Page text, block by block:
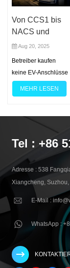
Von CCS1 bis
NACS und
darüber hinaus:
Anschlüsse
Aug 20, 2025
Betreiber kaufen keine EV-Anschlüsse – sie kaufen Betriebszeit. Die richtigen Optionen reduzieren die Anzahl der LKW-Fahrten, halten Handschuhe auch bei Regen einsatzbereit und überstehen Hochdruckreinigungstage ohne Stolperfallen. Dieser Leitfaden zeigt, welche Spezifikationen Sie wählen sollten und wo sich eine individuelle Anpassung der Beleuchtung auszahlt. Was kann eigentlich angepasst werden1. Die meisten Projekte optimieren drei Ebenen.• Stationsseitige Schnittstelle und Einlass: Geometrie, Dichtungsstapel, Verriegelungskonzept, Temperaturmessung, HVIL-Routing• Griff und Kabelbaugruppe: Leitergröße, Mantelmischung, Zugentlastungssteifigkeit, Griffstruktur, Farbe, Markenzeichen• Zubehör und Diagnose: passende Holster und Kappen, Belüftungsöffnungen und Dichtungen, Codierschlüssel, End-of-Line-Prüfungen, einfache Telemetrie-Hooks für Temperatur- oder Verriegelungsereignisse 2. Elektrische und thermische Optionen• Stromklasse und Leiter: Passen Sie den Querschnitt an Ihr Wohnprofil und das Klima an. Ein dickerer Leiter verringert den Temperaturanstieg und reduziert die Leistungsminderung an heißen Tagen, allerdings auf Kosten von Mehrgewicht.• Temperaturmessung: Kontaktsensoren an den DC-Pins ermöglichen eine sanfte Leistungsreduzierung anstelle von Fehlauslösungen. Stellen Sie sicher, dass die Schwellenwerte in der Firmware einstellbar und in Ihren O&M-Tools sichtbar sind.• HVIL-Verriegelung: Eine zuverlässige Schleife, die sich bei teilweisem Einstecken oder unsachgemäßer Trennung öffnet, schützt Kontakte und koordiniert eine sichere Abschaltung. 3. Mechanik und Ergonomie• Griff und Gehäuse: An Standorten, an denen Flottenfahrer mit Handschuhen bedient werden, ist mehr Platz für die Finger, rutschfeste Oberflächen und Verriegelungen erforderlich, die für die Betätigung mit Handschuhen ausgelegt sind.• Kabelausgang und Zugentlastung: Passen Sie die Ausgangsrichtung an die Anordnung des Sockels und den Verkehrsfluss an. Passen Sie die Steifigkeit der Zugentlastung an, damit die Ummantelung nicht reißt und die Leiter nach Stürzen und Verdrehungen nicht ermüden.• Verriegelung und Manipulationsschutz: Wählen Sie eine elektronische Verriegelung auf der Fahrzeug- oder Stationsseite, verstärkte Riegelnasen und manipulationssichere Verschlüsse. Überprüfen Sie die Riegelkraft mit echten Benutzern und verwitterten Teilen. 4. Umwelt und Versiegelung• Schutz im gesteckten und ungesteckten Zustand: Erwarten Sie eine höhere Schutzklasse im gesteckten Zustand und eine niedrigere im ungesteckten Zustand. Wenn die Griffe im Freien liegen, verwenden Sie passende Holster und Kappen, damit Schmutz und Wasser draußen bleiben.• Sprühen versus Eintauchen: Strahl- und Sprühtests simulieren Spritzwasser und Abspritzen auf der Straße; Eintauchen stellt eine Überflutung dar. Das Bestehen des einen Tests garantiert nicht das Bestehen des anderen. Geben Sie beide Tests entsprechend den Standortrisiken an.• K-klassifizierter Spritzschutz: Behandeln Sie den K-Schutz als Zusatz zu Ihren verbundenen und nicht verbundenen IP-Zielen für Waschanlagen, Busdepots und Küstenkorridore. 5. Standards und multiregionale PlanungÖffentliche Netzwerke bedienen selten einen einzigen Standard. Ein praktischer Ansatz besteht darin, Sockel zu standardisieren und Steckersätze je nach Markt zu variieren. Planen Sie für Typ 1 oder Typ 2 auf AC, CCS1 oder CCS2 auf DC, GB/T auf dem chinesischen Festland und ein klarer Migrationspfad für NACS in Nordamerika, ohne bestehende Buchten zu blockieren.Regionale Unterschiede, die die Auswahl der Anschlüsse beeinflussen Tabelle – Prioritäten für Betreiber und Serviceteams nach RegionenRegionGemeinsame StandardsKlima und ExpositionPrioritäten des BetreibersSpezifikationsfokusWie wir helfen könnenNordamerikaCCS1 heute mit NACS-Ramping; Typ 1 AC weiterhin vorhandenHitze-/Kälteschwankungen, Streusalzsprühnebel, HochdruckreinigungBetriebszeit während des Übergangs von CCS1 zu NACS, handschuhfreundliche Handhabung, VandalismusschutzGrößere Riegel und tiefere Griffe, Schutz im gesteckten/ungesteckten Zustand plus K-bewerteter Spritzschutz, Temperaturmessung pro Kontakt mit einstellbaren Schwellenwerten, vor Ort austauschbare Riegel- und DichtungssätzeNACS-Konfigurationen nach Projekt; passende Holster und Kappen; Service-Kits, um die MTTR in Minuten zu haltenEuropaCCS2 und Typ 2 mit dreiphasigem WechselstromHäufiger Regen, Küstenkorrosion, mehrsprachige BeschriftungHohe Zyklenlebensdauer für öffentliche Wechselstromkabel, einfaches Verstauen, schneller Austausch von VerschleißteilenStrukturierte Griffe für den Einsatz im Nassbereich, abgewinkelte Kabelausgänge für Sockel, korrosionsbeständige Materialien, standardisierte Service-KitsCCS2- und Typ-2-Griffe; natürlich gekühlte Hochstrom-CCS2-Option zur Reduzierung der ServicekomplexitätNaher Osten und AfrikaCCS2 wächst; gemischter ACHohe Hitze, starke UV-Strahlung, Eindringen von Staub/Sand, regelmäßiges AbwaschenLeistungsreduzierung bei hohen Umgebungstemperaturen, Staubschutz, UV-stabile UmmantelungenGrößere Leiter für heiße Tage, kombinierter IP- und K-Spritzschutz, steifere Zugentlastung, dunkle UV-stabile UmmantelungenCCS2-Griffe mit sonnen- und hitzebeständigen Mantelmischungen; passende Holster und KappenAsien-PazifikChina nutzt GB/T; ANZ/SEA tendieren zu CCS2 und Typ 2; das alte CHAdeMO ist stellenweise noch zu sehenMonsunregen, Feuchtigkeit, Küstensalz, DepotreinigungMultistandard-Flotten, Korrosionsschutz, Betriebsbereitschaft im DepotKlare Vorgaben für Sprühen statt Eintauchen, K-Sprühschutz für Abwaschen, korrosionsbeständige Befestigungselemente, einheitliche Ersatzteilsätze für alle VariantenTyp 2- und CCS2-Portfolio mit projektbezogenen Varianten, die auf lokale Standards abgestimmt sind Zuverlässigkeit und Wartbarkeit• Lebensdauer und Korrosion: Bevorzugen Sie hohe Steckzyklen und Materialien, die beständig gegen Reinigungsmittel und Salznebel sind.• Vor Ort austauschbare Teile: Priorisieren Sie Riegelsätze, Frontdichtungen, Manschetten und Kappen, die in wenigen Minuten ausgetauscht werden können. Geben Sie Drehmomentwerte und Werkzeuglisten in der Service-SOP an.• Telemetrie zur Prävention: Streamen Sie Sensordaten und verriegeln Sie Ereigniszähler an Ihre Betriebs- und Wartungsabteilung, um fehlerhafte Teile zu erkennen, bevor sie die Site beschädigen.Hinweis für Depots, die keine Flüssigkeitskühlung verwenden: Eine natürlich gekühlte Hochstrom-CCS2-Option kann den Routinebetrieb vereinfachen und gleichzeitig die robuste Leistung aufrechterhalten. Workersbee kann diese Konfiguration projektbezogen zusammen mit passenden Holstern, Kappen und Feldkits liefern. Bedienerorientierte Anpassungsmöglichkeiten und AuswirkungenOptionDie Wahl, die Sie treffenMetrik verbessertPraxishinweisLeitergrößeSteigen Sie von der Basisanzeige nach obenBetriebszeit und SitzungsabschlussGeringerer Temperaturanstieg und weniger Leistungsminderung; zusätzliches Gewicht zu bewältigenTemperaturmessungKontaktlose Sensoren mit einstellbaren GrenzwertenSicherheit und vorausschauende WartungBenötigt Firmware-Hooks und O&M-SichtbarkeitGriff- und RiegelgeometrieGrößerer Riegel, handschuhfreundliche GriffstrukturBenutzererfahrung; weniger FehlbedienungenValidieren Sie unter nassen und kalten Bedingungen mit echten BenutzernZugentlastung und AusgangSteiferer Stiefel und abgewinkelter AusgangKabellebensdauer; schnellerer ServiceReduziert Mantelrisse und LeiterermüdungDichtungssatzGesteckt/ungesteckt IP plus K-klassifizierter SpritzschutzBetriebszeit beim Sprühen und AbwaschenKombinieren Sie es mit passenden Holstern und Kappen für die Aufbewahrung im FreienManipulationsschutzVerstärkte Nase; sichere VerschlüsseVandalismusschutz; geringere GesamtbetriebskostenNützlich für unbeaufsichtigte AutobahnstandorteVor Ort austauschbare KitsRiegel-, Dichtungs- und KappensätzeMTTR gemessen in MinutenVorverpackung nach Steckverbinderfamilie mit einer Drehmomentkarte RFQ-Checkliste für CPOs und Dienstleister• Zielstandards und -regionen, einschließlich aller NACS-Migrationspläne in Nordamerika• Aktuelles Profil und typischer Umgebungsbereich Ihrer Standorte• Kabelparameter – Gesamtlänge, Mantelzusammensetzung, zulässiger Mindestbiegeradius• Temperaturmessstellen, Schwellenwerteinstellungen und Zugriff auf O&M-Daten• Versiegelungsziele für gepaarte und unpaarige Zustände, Sprühen und Eintauchen sowie alle K-Level-Anforderungen• Griffergonomie für Handschuhgebrauch, Verriegelungskraftbereich und Texturpräferenz• Erwartungen an den Außendienst – austauschbare Teile, erforderliche Werkzeuge, Drehmomentziele, pro Austausch eingeplante Minuten• Validierungsmatrix – Zyklen, Salznebel, thermische Zyklen, Vibration und Waschbelastung• Compliance und Dokumentation – Serialisierung, wo hilfreich, langlebige Etiketten und Sprachpakete• Ersatzteilprogramm – Kit-Inhalt pro Standortanzahl, Vorlaufzeiten und Änderungsbenachrichtigungsfenster Häufig gestellte Fragen1. Wie sollten wir den Übergang von CCS1 zu NACS (SAE J3400) auf bestehenden Standorten planen?？Behandeln Sie es als schrittweises Programm: Überprüfen Sie jeden Standort (Schächte, Kabelsätze, Firmware/OCPP), bestätigen Sie den Back-End-Support und planen Sie den Steckerwechsel Schacht für Schacht, um Ausfallzeiten des gesamten Standorts zu vermeiden. Sorgen Sie während der Überlappungsphase für klare Beschilderung und Fahrerkommunikation. Wo sinnvoll, betreiben Sie vorübergehend gemischte Schachtanlagen und standardisieren Sie Ersatzkits für beide Standards. 2. Welche Teile an Steckern und Kabeln sind typischerweise vor Ort austauschbar??Die meisten Teams tauschen die Riegelbaugruppe, die Frontdichtungen, die Zugentlastungsmanschette und das Holster bzw. die Kappe anstelle des gesamten Kabelsatzes aus. Fügen Sie Drehmomentwerte und Werkzeuglisten in die SOP ein, damit ein Techniker in wenigen Minuten fertig ist. Workersbee bietet Riegel-, Dichtungs- und Manschettensätze mit Schritt-für-Schritt-Anleitungen für seine Grifffamilien an. 3. Welchen Schutzgrad
MEHR LESEN
Tel : +86
Adresse : 538
Xiangcheng,
E-Mail :
WhatsApp :